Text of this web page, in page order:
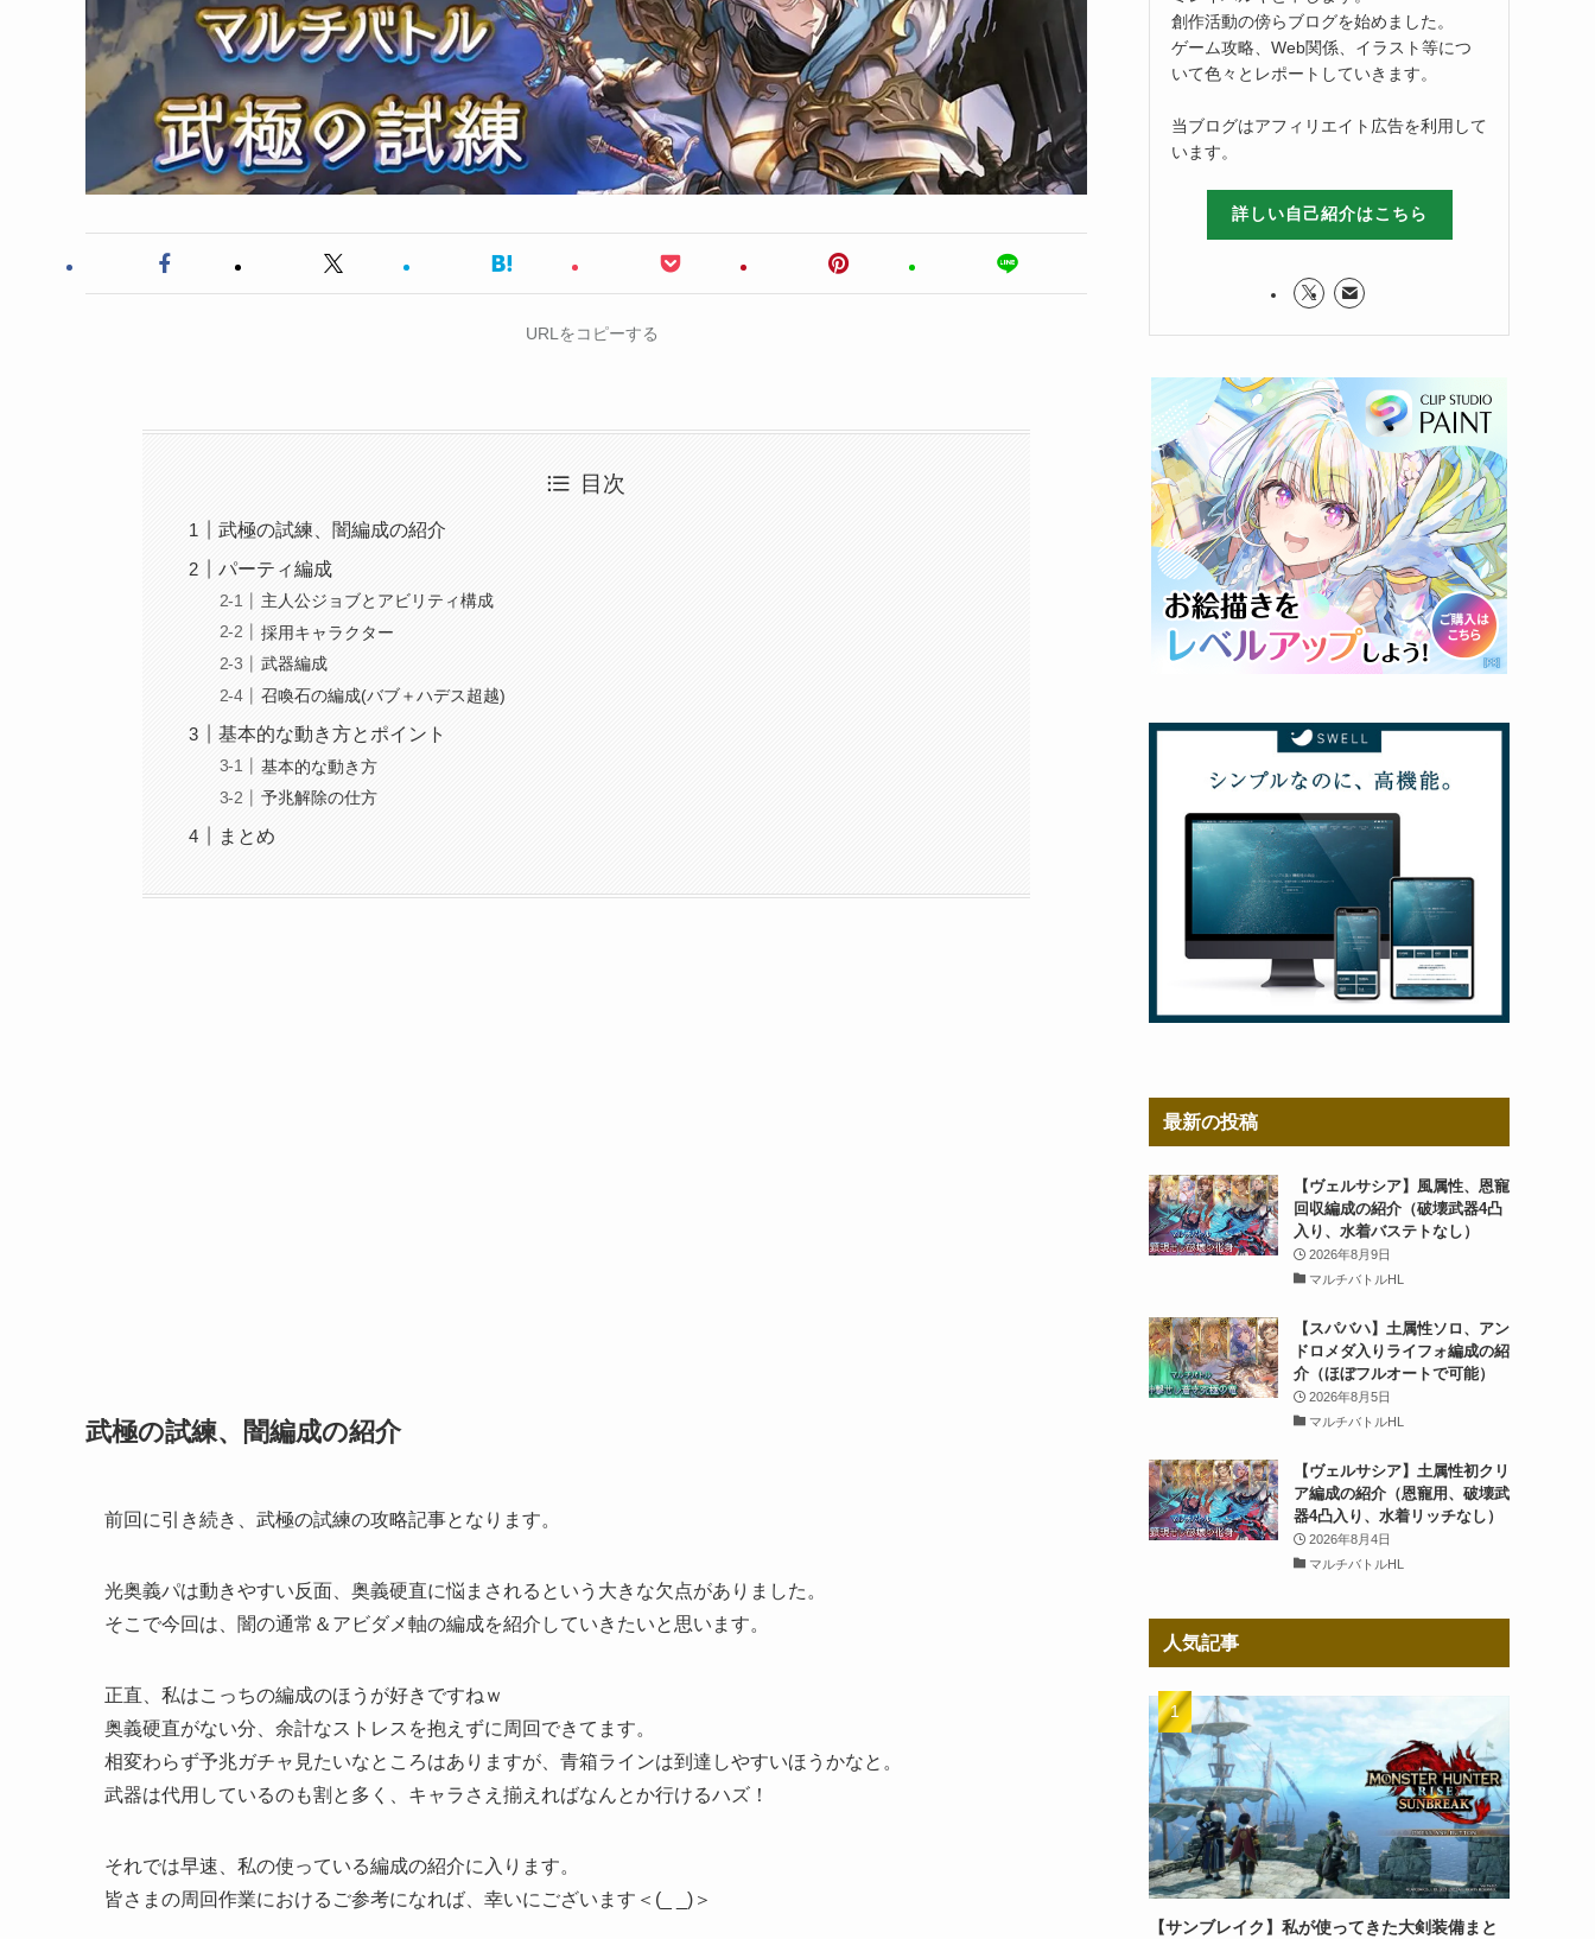
URLをコピーする
目次
武極の試練、闇編成の紹介
パーティ編成
主人公ジョブとアビリティ構成
採用キャラクター
武器編成
召喚石の編成(バブ＋ハデス超越)
基本的な動き方とポイント
基本的な動き方
予兆解除の仕方
まとめ
武極の試練、闇編成の紹介
前回に引き続き、武極の試練の攻略記事となります。
光奥義パは動きやすい反面、奥義硬直に悩まされるという大きな欠点がありました。
そこで今回は、闇の通常＆アビダメ軸の編成を紹介していきたいと思います。
正直、私はこっちの編成のほうが好きですねｗ
奥義硬直がない分、余計なストレスを抱えずに周回できてます。
相変わらず予兆ガチャ見たいなところはありますが、青箱ラインは到達しやすいほうかなと。
武器は代用しているのも割と多く、キャラさえ揃えればなんとか行けるハズ！
それでは早速、私の使っている編成の紹介に入ります。
皆さまの周回作業におけるご参考になれば、幸いにございます＜(_ _)＞
創作活動の傍らブログを始めました。
ゲーム攻略、Web関係、イラスト等につ
いて色々とレポートしていきます。
当ブログはアフィリエイト広告を利用して
います。
詳しい自己紹介はこちら
最新の投稿
【ヴェルサシア】風属性、恩寵
回収編成の紹介（破壊武器4凸
入り、水着バステトなし）
2026年8月9日
マルチバトルHL
【スパバハ】土属性ソロ、アン
ドロメダ入りライフォ編成の紹
介（ほぼフルオートで可能）
2026年8月5日
マルチバトルHL
【ヴェルサシア】土属性初クリ
ア編成の紹介（恩寵用、破壊武
器4凸入り、水着リッチなし）
2026年8月4日
マルチバトルHL
人気記事
【サンブレイク】私が使ってきた大剣装備まと